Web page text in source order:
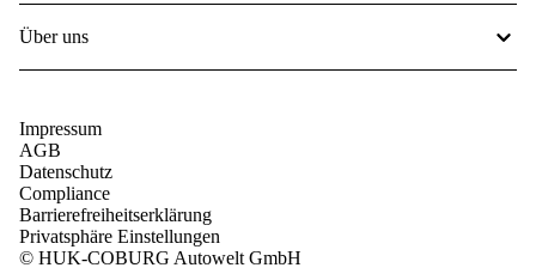
Über uns
Impressum
AGB
Datenschutz
Compliance
Barrierefreiheitserklärung
Privatsphäre Einstellungen
© HUK-COBURG Autowelt GmbH